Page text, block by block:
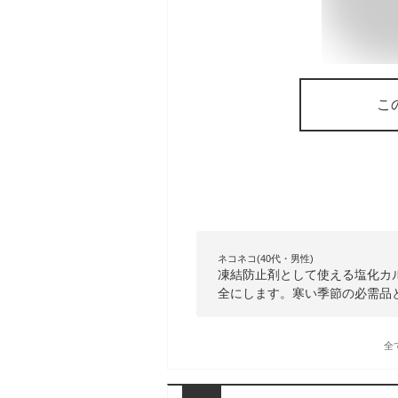
こ
ネコネコ(40代・男性)
凍結防止剤として使える塩化
全にします。寒い季節の必需品
全